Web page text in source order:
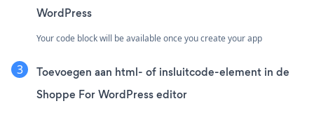
WordPress
Your code block will be available once you create your app
Toevoegen aan html- of insluitcode-element in de
Shoppe For WordPress editor